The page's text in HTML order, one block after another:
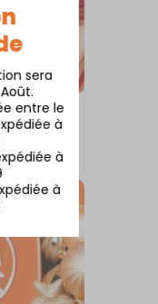
sera
entre le
à
à
à